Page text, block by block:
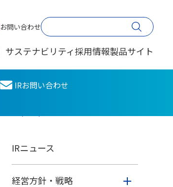
お問い合わせ
サステナビリティ採用情報製品サイト
IRお問い合わせ
印刷する
株主・投資家情報
IRニュース
経営方針・戦略